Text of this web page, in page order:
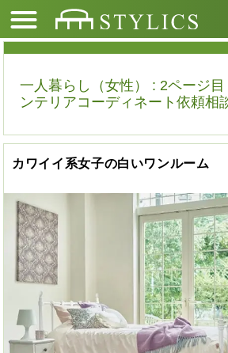
一人暮らし（女性） : 2ページ
ンテリアコーディネート依頼相
カワイイ系女子の白いワンルーム